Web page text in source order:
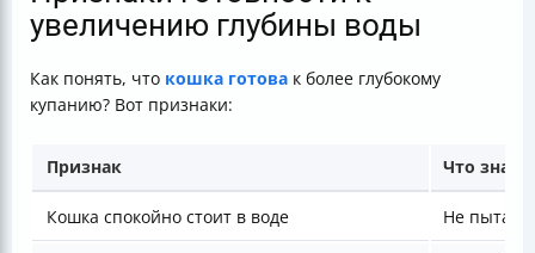
увеличению глубины воды
Как понять, что кошка готова к более глубокому
купанию? Вот признаки:
Признак Что
Кошка спокойно стоит в воде Не